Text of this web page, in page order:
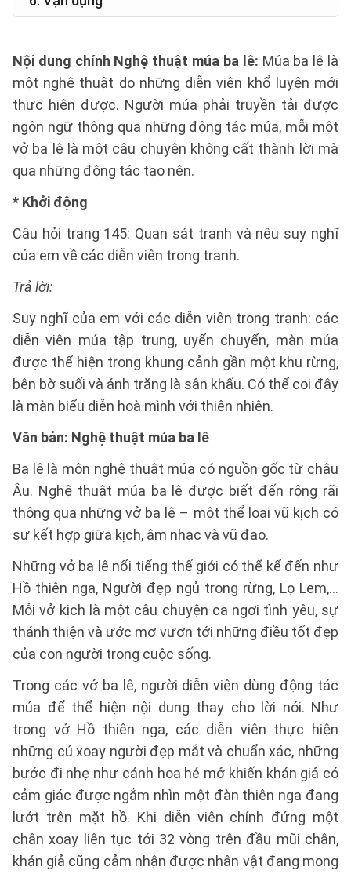
Nội dung chính Nghệ thuật múa ba lê: Múa ba lê là
một nghệ thuật do những diễn viên khổ luyện mới
thực hiện được. Người múa phải truyền tải được
ngôn ngữ thông qua những động tác múa, mỗi một
vở ba lê là một câu chuyện không cất thành lời mà
qua những động tác tạo nên.
* Khởi động
Câu hỏi trang 145: Quan sát tranh và nêu suy nghĩ
của em về các diễn viên trong tranh.
Trả lời:
Suy nghĩ của em với các diễn viên trong tranh: các
diễn viên múa tập trung, uyển chuyển, màn múa
được thể hiện trong khung cảnh gần một khu rừng,
bên bờ suối và ánh trăng là sân khấu. Có thể coi đây
là màn biểu diễn hoà mình với thiên nhiên.
Văn bản: Nghệ thuật múa ba lê
Ba lê là môn nghệ thuật múa có nguồn gốc từ châu
Âu. Nghệ thuật múa ba lê được biết đến rộng rãi
thông qua những vở ba lê – một thể loại vũ kịch có
sự kết hợp giữa kịch, âm nhạc và vũ đạo.
Những vở ba lê nổi tiếng thế giới có thể kể đến như
Hồ thiên nga, Người đẹp ngủ trong rừng, Lọ Lem,...
Mỗi vở kịch là một câu chuyện ca ngợi tình yêu, sự
thánh thiện và ước mơ vươn tới những điều tốt đẹp
của con người trong cuộc sống.
Trong các vở ba lê, người diễn viên dùng động tác
múa để thể hiện nội dung thay cho lời nói. Như
trong vở Hồ thiên nga, các diễn viên thực hiện
những cú xoay người đẹp mắt và chuẩn xác, những
bước đi nhẹ như cánh hoa hé mở khiến khán giả có
cảm giác được ngắm nhìn một đàn thiên nga đang
lướt trên mặt hồ. Khi diễn viên chính đứng một
chân xoay liên tục tới 32 vòng trên đầu mũi chân,
khán giả cũng cảm nhận được nhân vật đang mong